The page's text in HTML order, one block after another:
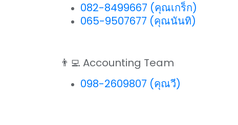
082-8499667 (คุณเกร็ก)
065-9507677 (คุณนันทิ)
👨‍💻 Accounting Team
098-2609807 (คุณวี)